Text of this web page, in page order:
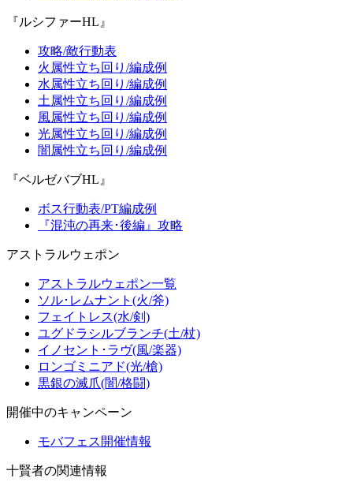
『ルシファーHL』
攻略/敵行動表
火属性立ち回り/編成例
水属性立ち回り/編成例
土属性立ち回り/編成例
風属性立ち回り/編成例
光属性立ち回り/編成例
闇属性立ち回り/編成例
『ベルゼバブHL』
ボス行動表/PT編成例
『混沌の再来･後編』攻略
アストラルウェポン
アストラルウェポン一覧
ソル･レムナント(火/斧)
フェイトレス(水/剣)
ユグドラシルブランチ(土/杖)
イノセント･ラヴ(風/楽器)
ロンゴミニアド(光/槍)
黒銀の滅爪(闇/格闘)
開催中のキャンペーン
モバフェス開催情報
十賢者の関連情報